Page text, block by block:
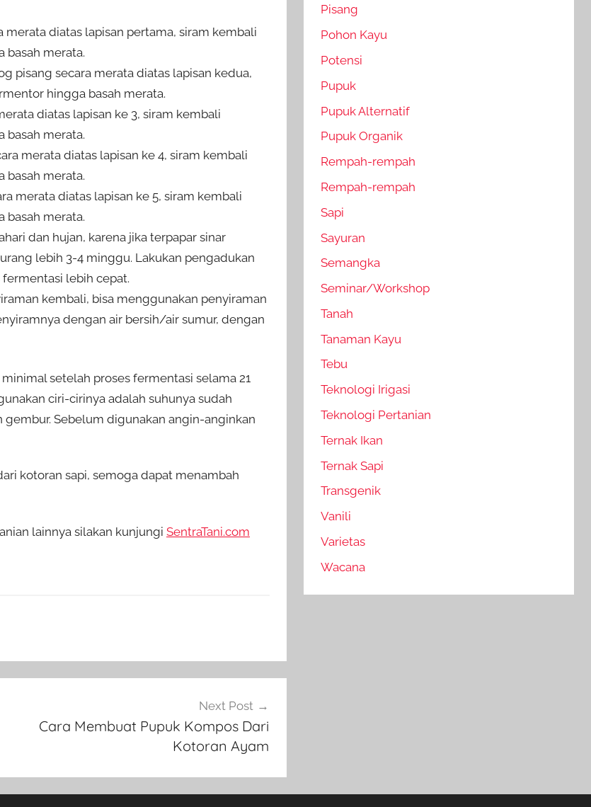
merata diatas lapisan pertama, siram kembali
merata.
pisang secara merata diatas lapisan kedua,
hingga basah merata.
diatas lapisan ke 3, siram kembali
merata.
merata diatas lapisan ke 4, siram kembali
merata.
merata diatas lapisan ke 5, siram kembali
merata.
dan hujan, karena jika terpapar sinar
lebih 3-4 minggu. Lakukan pengadukan
lebih cepat.
kembali, bisa menggunakan penyiraman
dengan air bersih/air sumur, dengan
setelah proses fermentasi selama 21
ciri-cirinya adalah suhunya sudah
Sebelum digunakan angin-anginkan
kotoran sapi, semoga dapat menambah
lainnya silakan kunjungi SentraTani.com
Next Post
Cara Membuat Pupuk Kompos Dari
Kotoran Ayam
Pisang
Pohon Kayu
Potensi
Pupuk
Pupuk Alternatif
Pupuk Organik
Rempah-rempah
Rempah-rempah
Sapi
Sayuran
Semangka
Seminar/Workshop
Tanah
Tanaman Kayu
Tebu
Teknologi Irigasi
Teknologi Pertanian
Ternak Ikan
Ternak Sapi
Transgenik
Vanili
Varietas
Wacana